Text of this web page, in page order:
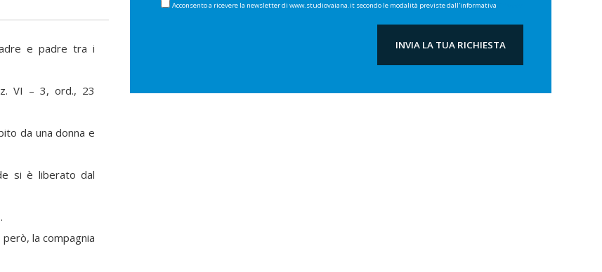
e padre tra i
VI – 3, ord., 23
da una donna e
si è liberato dal
la compagnia
Acconsento a ricevere la newsletter di www.studiovaiana.it secondo le modalità previste dall'informativa